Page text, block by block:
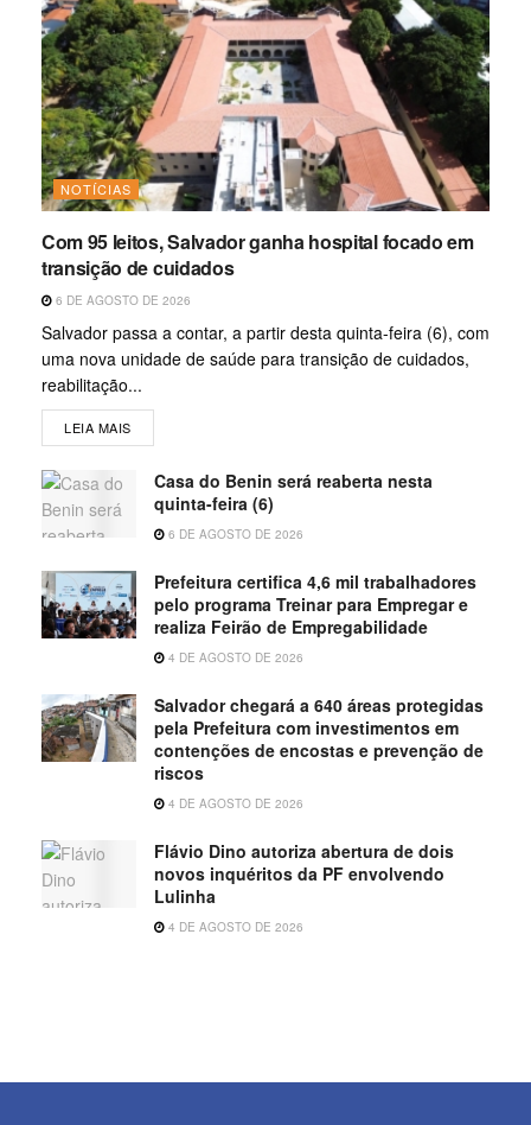
NOTÍCIAS
Com 95 leitos, Salvador ganha hospital focado em
transição de cuidados
6 DE AGOSTO DE 2026
Salvador passa a contar, a partir desta quinta-feira (6), com
uma nova unidade de saúde para transição de cuidados,
reabilitação...
LEIA MAIS
Casa do Benin será reaberta nesta
quinta-feira (6)
6 DE AGOSTO DE 2026
Prefeitura certifica 4,6 mil trabalhadores
pelo programa Treinar para Empregar e
realiza Feirão de Empregabilidade
4 DE AGOSTO DE 2026
Salvador chegará a 640 áreas protegidas
pela Prefeitura com investimentos em
contenções de encostas e prevenção de
riscos
4 DE AGOSTO DE 2026
Flávio Dino autoriza abertura de dois
novos inquéritos da PF envolvendo
Lulinha
4 DE AGOSTO DE 2026